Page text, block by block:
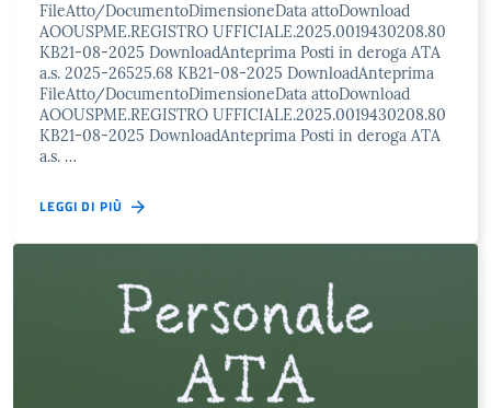
FileAtto/DocumentoDimensioneData attoDownload
AOOUSPME.REGISTRO UFFICIALE.2025.0019430208.80
KB21-08-2025 DownloadAnteprima Posti in deroga ATA
a.s. 2025-26525.68 KB21-08-2025 DownloadAnteprima
FileAtto/DocumentoDimensioneData attoDownload
AOOUSPME.REGISTRO UFFICIALE.2025.0019430208.80
KB21-08-2025 DownloadAnteprima Posti in deroga ATA
a.s. …
LEGGI DI PIÙ